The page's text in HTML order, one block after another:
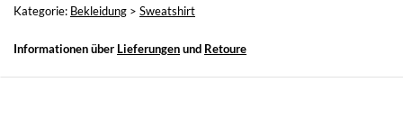
Kategorie: Bekleidung > Sweatshirt
Informationen über Lieferungenund Retoure